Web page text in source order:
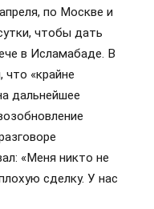
по Москве и
чтобы дать
в Исламабаде. В
что «крайне
дальнейшее
«Меня никто не
сделку. У нас